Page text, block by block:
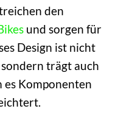
den
und sorgen für
Design ist nicht
trägt auch
Komponenten